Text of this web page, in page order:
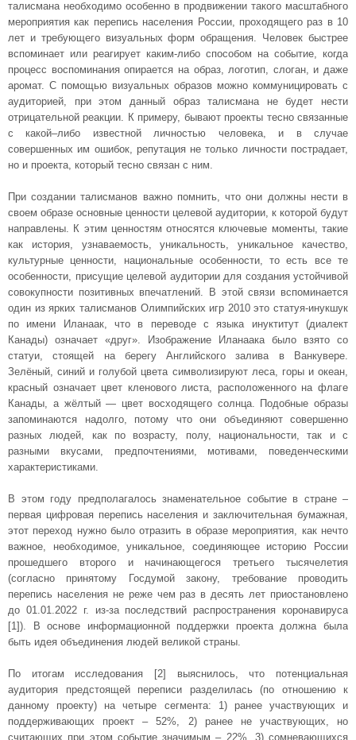
талисмана необходимо особенно в продвижении такого масштабного
мероприятия как перепись населения России, проходящего раз в 10
лет и требующего визуальных форм обращения. Человек быстрее
вспоминает или реагирует каким-либо способом на событие, когда
процесс воспоминания опирается на образ, логотип, слоган, и даже
аромат. С помощью визуальных образов можно коммуницировать с
аудиторией, при этом данный образ талисмана не будет нести
отрицательной реакции. К примеру, бывают проекты тесно связанные
с какой–либо известной личностью человека, и в случае
совершенных им ошибок, репутация не только личности пострадает,
но и проекта, который тесно связан с ним.
При создании талисманов важно помнить, что они должны нести в
своем образе основные ценности целевой аудитории, к которой будут
направлены. К этим ценностям относятся ключевые моменты, такие
как история, узнаваемость, уникальность, уникальное качество,
культурные ценности, национальные особенности, то есть все те
особенности, присущие целевой аудитории для создания устойчивой
совокупности позитивных впечатлений. В этой связи вспоминается
один из ярких талисманов Олимпийских игр 2010 это статуя-инукшук
по имени Иланаак, что в переводе с языка инуктитут (диалект
Канады) означает «друг». Изображение Иланаака было взято со
статуи, стоящей на берегу Английского залива в Ванкувере.
Зелёный, синий и голубой цвета символизируют леса, горы и океан,
красный означает цвет кленового листа, расположенного на флаге
Канады, а жёлтый — цвет восходящего солнца. Подобные образы
запоминаются надолго, потому что они объединяют совершенно
разных людей, как по возрасту, полу, национальности, так и с
разными вкусами, предпочтениями, мотивами, поведенческими
характеристиками.
В этом году предполагалось знаменательное событие в стране –
первая цифровая перепись населения и заключительная бумажная,
этот переход нужно было отразить в образе мероприятия, как нечто
важное, необходимое, уникальное, соединяющее историю России
прошедшего второго и начинающегося третьего тысячелетия
(согласно принятому Госдумой закону, требование проводить
перепись населения не реже чем раз в десять лет приостановлено
до 01.01.2022 г. из-за последствий распространения коронавируса
[1]). В основе информационной поддержки проекта должна была
быть идея объединения людей великой страны.
По итогам исследования [2] выяснилось, что потенциальная
аудитория предстоящей переписи разделилась (по отношению к
данному проекту) на четыре сегмента: 1) ранее участвующих и
поддерживающих проект – 52%, 2) ранее не участвующих, но
считающих при этом событие значимым – 22%, 3) сомневающихся